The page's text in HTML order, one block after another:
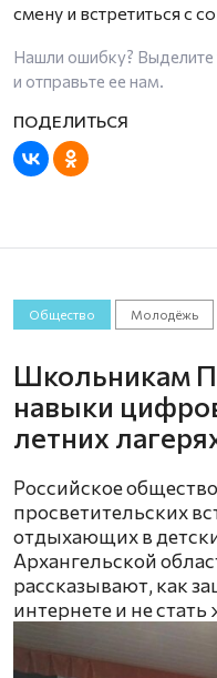
смену и встретиться с
Нашли ошибку? Выделите
и отправьте ее нам.
Общество Молодёжь
Школьникам
навыки
летних
Российское
просветительских
отдыхающих в
Архангельской
рассказывают, как
интернете и не